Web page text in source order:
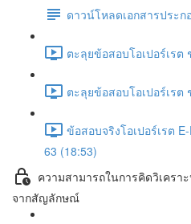
ดาวน์โหลดเอกสารประก
ตะลุยข้อสอบโอเปอร์เรต
ตะลุยข้อสอบโอเปอร์เรต
ข้อสอบจริงโอเปอร์เรต
63 (18:53)
ความสามารถในการคิดวิเครา
จากสัญลักษณ์